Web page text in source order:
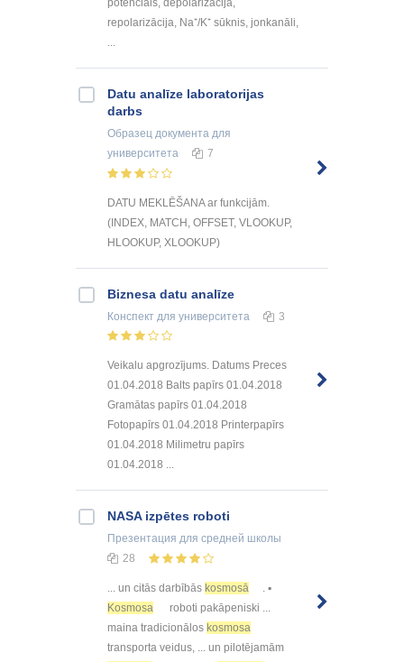
repolarizācija, Na⁺/K⁺ sūknis, jonkanāli,
Datu analīze laboratorijas
darbs
Образец документа для
университета
7
DATU MEKLĒŠANA ar funkcijām.
(INDEX, MATCH, OFFSET, VLOOKUP,
HLOOKUP, XLOOKUP)
Biznesa datu analīze
Конспект для университета 3
Veikalu apgrozījums. Datums Preces
01.04.2018 Balts papīrs 01.04.2018
Gramātas papīrs 01.04.2018
Fotopapīrs 01.04.2018 Printerpapīrs
01.04.2018 Milimetru papīrs
01.04.2018 ...
NASA izpētes roboti
Презентация для средней школы
28
... un citās darbībās kosmosā
. ▪
Kosmosa
roboti pakāpeniski ...
maina tradicionālos kosmosa
transporta veidus, ... un pilotējamām